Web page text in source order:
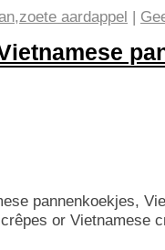
,zoete aardappel |
pannenkoekjes,
or Vietnamese